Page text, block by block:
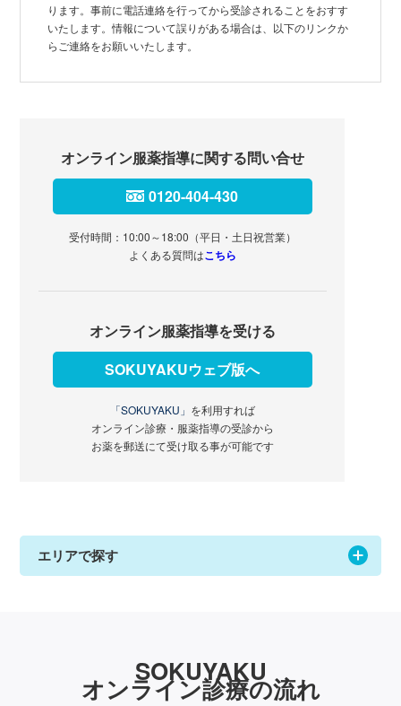
ります。事前に電話連絡を行ってから受診されることをおすす
いたします。情報について誤りがある場合は、以下のリンクか
らご連絡をお願いいたします。
オンライン服薬指導に関する問い合せ
0120-404-430
受付時間：10:00～18:00（平日・土日祝営業）
よくある質問はこちら
オンライン服薬指導を受ける
SOKUYAKUウェブ版へ
「SOKUYAKU」 を利用すれば
オンライン診療・服薬指導の受診から
お薬を郵送にて受け取る事が可能です
エリアで探す
SOKUYAKU
オンライン診療の流れ